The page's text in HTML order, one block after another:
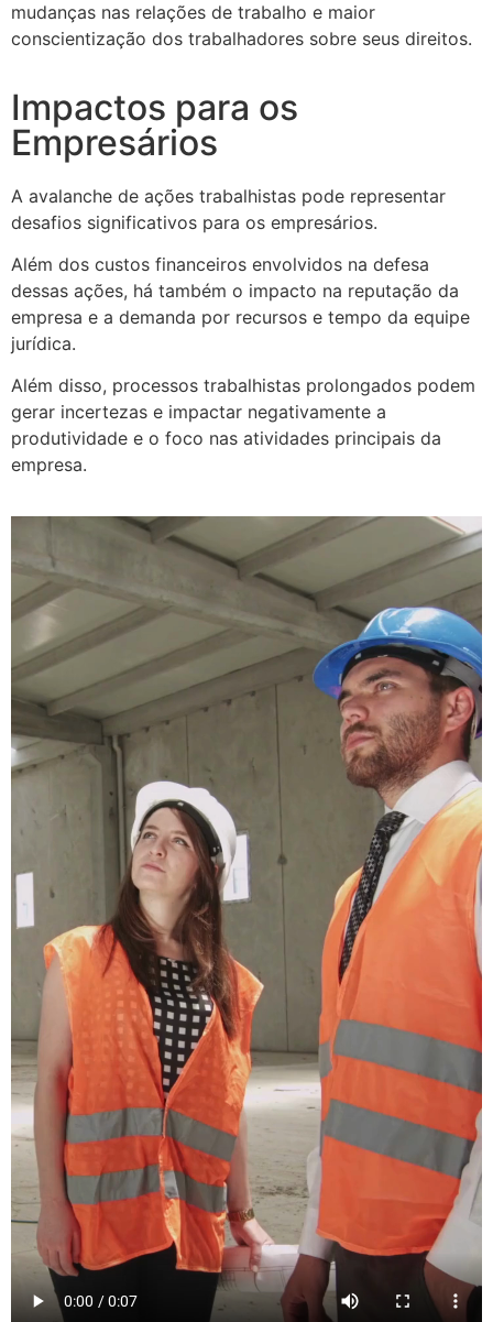
mudanças nas relações de trabalho e maior
conscientização dos trabalhadores sobre seus direitos.
Impactos para os
Empresários
A avalanche de ações trabalhistas pode representar
desafios significativos para os empresários.
Além dos custos financeiros envolvidos na defesa
dessas ações, há também o impacto na reputação da
empresa e a demanda por recursos e tempo da equipe
jurídica.
Além disso, processos trabalhistas prolongados podem
gerar incertezas e impactar negativamente a
produtividade e o foco nas atividades principais da
empresa.